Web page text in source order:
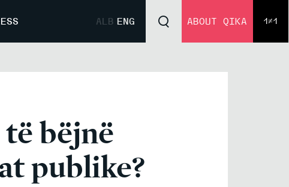
ALB ENG ABOUT QIKA 1≠1
bëjnë
publike?